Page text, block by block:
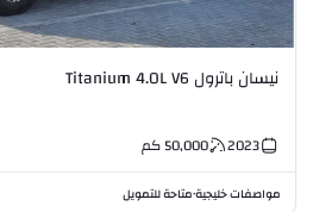
نيسان باترول Titanium 4.0L V6
2023
50,000كم
مواصفات خليجية•متاحة للتمويل